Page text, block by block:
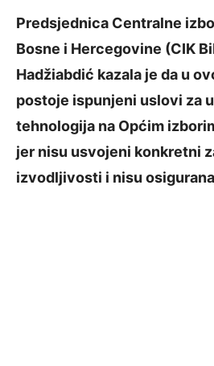
Predsjednica Centralne
Bosne i Hercegovine (CIK
Hadžiabdić kazala je da u
postoje ispunjeni uslovi za
tehnologija na Općim
jer nisu usvojeni konkretni
izvodljivosti i nisu